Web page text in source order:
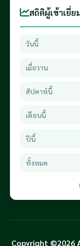
สถิติผู้เข้าเยี่
วันนี้
เมื่อวาน
สัปดาห์นี้
เดือนนี้
ปีนี้
ทั้งหมด
Copyright ©2026